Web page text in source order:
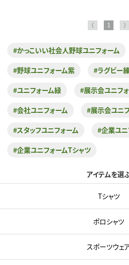
⟨ 1 ⟩
#かっこいい社会人野球ユニフォーム
#野球ユニフォーム紫 #ラグビー
#ユニフォーム緑 #展示会ユニフ
#会社ユニフォーム #展示会ユニ
#スタッフユニフォーム #企業ユ
#企業ユニフォームTシャツ
アイテムを選
Tシャツ
ポロシャツ
スポーツウェ